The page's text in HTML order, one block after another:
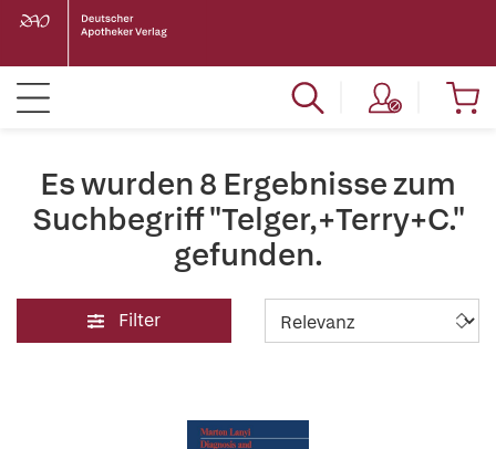
Es wurden 8 Ergebnisse zum
Suchbegriff "Telger,+Terry+C."
gefunden.
Filter